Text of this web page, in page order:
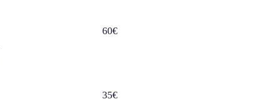
60€
35€